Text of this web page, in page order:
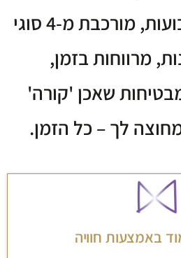
מורכבת מ-4 סוגי
מרווחות בזמן,
שאכן 'קורה'
לך – כל הזמן.
באמצעות חוויה